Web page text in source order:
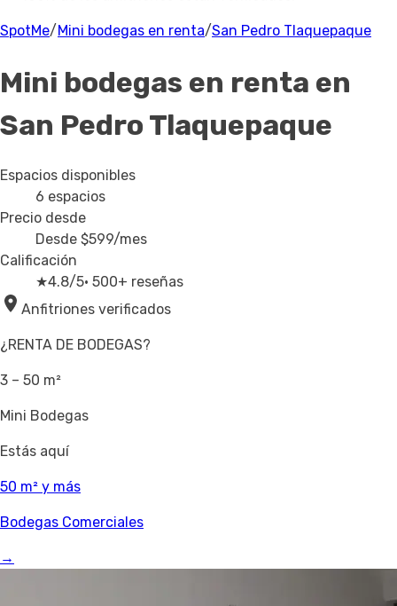
SpotMe/ Mini bodegas en renta/San Pedro Tlaquepaque
Mini bodegas en renta en
San Pedro Tlaquepaque
Espacios disponibles
6 espacios
Precio desde
Desde $599/mes
Calificación
★4.8/5· 500+ reseñas
Anfitriones verificados
¿RENTA DE BODEGAS?
3 – 50 m²
Mini Bodegas
Estás aquí
50 m² y más
Bodegas Comerciales
→